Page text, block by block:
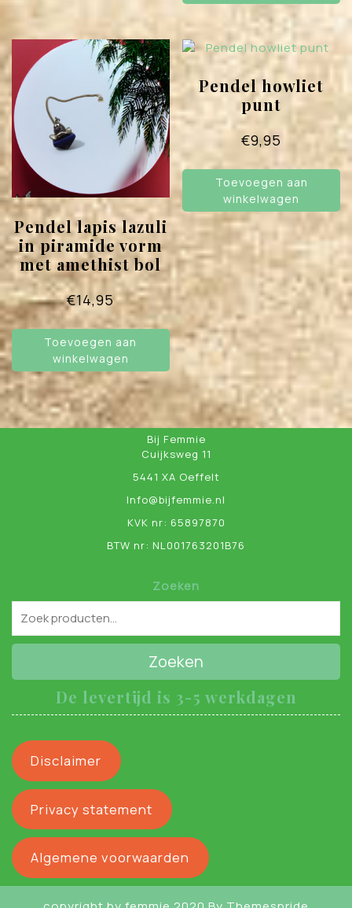
Pendel lapis lazuli
in piramide vorm
met amethist bol
€14,95
Toevoegen aan
winkelwagen
Pendel howliet
punt
€9,95
Toevoegen aan
winkelwagen
Bij Femmie
Cuijksweg 11
5441 XA Oeffelt
Info@bijfemmie.nl
KVK nr: 65897870
BTW nr: NL001763201B76
Zoeken
Zoeken
De levertijd is 3-5 werkdagen
Disclaimer
Privacy statement
Algemene voorwaarden